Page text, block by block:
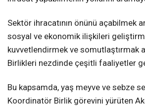
Sektör ihracatının önünü açabilmek
sosyal ve ekonomik ilişkileri
kuvvetlendirmek ve somutlaştırmak
Birlikleri nezdinde çeşitli faaliyetler
Bu kapsamda, yaş meyve ve sebze
Koordinatör Birlik görevini yürüten